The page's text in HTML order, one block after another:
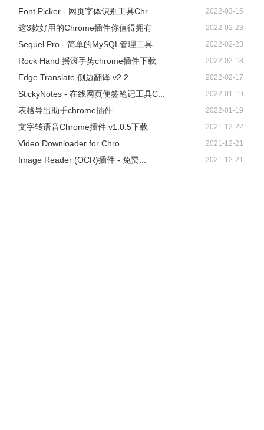
Font Picker - 网页字体识别工具Chr... 2022-03-15
这3款好用的Chrome插件你值得拥有 2022-02-23
Sequel Pro - 简单的MySQL管理工具 2022-02-23
Rock Hand 摇滚手势chrome插件下载 2022-02-18
Edge Translate 侧边翻译 v2.2.... 2022-02-17
StickyNotes - 在线网页便签笔记工具C... 2022-01-19
表格导出助手chrome插件 2022-01-19
文字转语音Chrome插件 v1.0.5下载 2021-12-22
Video Downloader for Chro... 2021-12-21
Image Reader (OCR)插件 - 免费... 2021-12-21